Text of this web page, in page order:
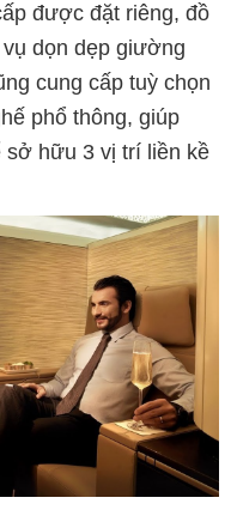
được đặt riêng, đồ
dọn dẹp giường
cung cấp tuỳ chọn
phổ thông, giúp
sở hữu 3 vị trí liền kề